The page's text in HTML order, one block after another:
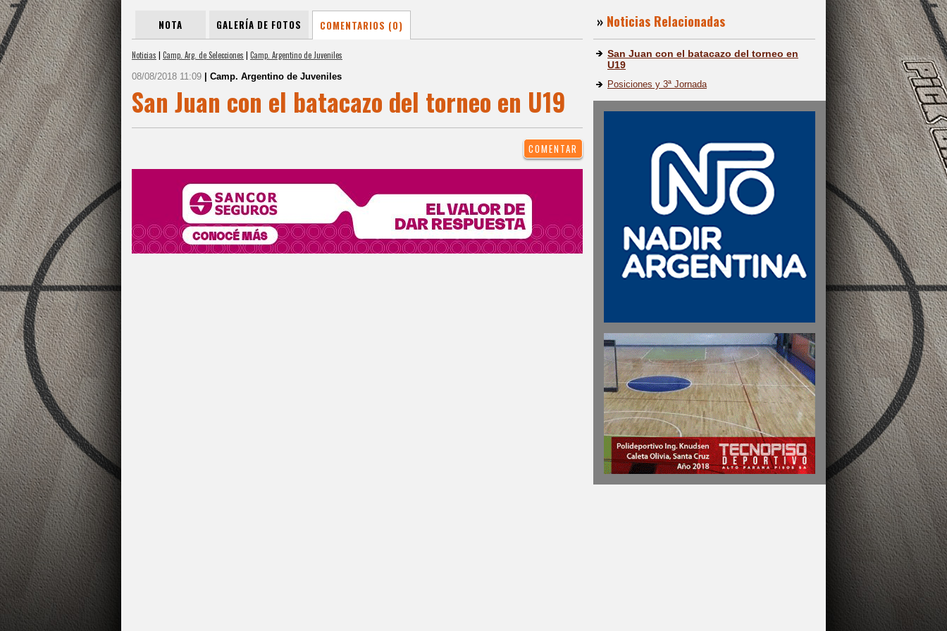
NOTA GALERÍA DE FOTOS COMENTARIOS (0)
Noticias | Camp. Arg. de Selecciones | Camp. Argentino de Juveniles
08/08/2018 11:09 | Camp. Argentino de Juveniles
San Juan con el batacazo del torneo en U19
» Noticias Relacionadas
San Juan con el batacazo del torneo en
U19
Posiciones y 3ª Jornada